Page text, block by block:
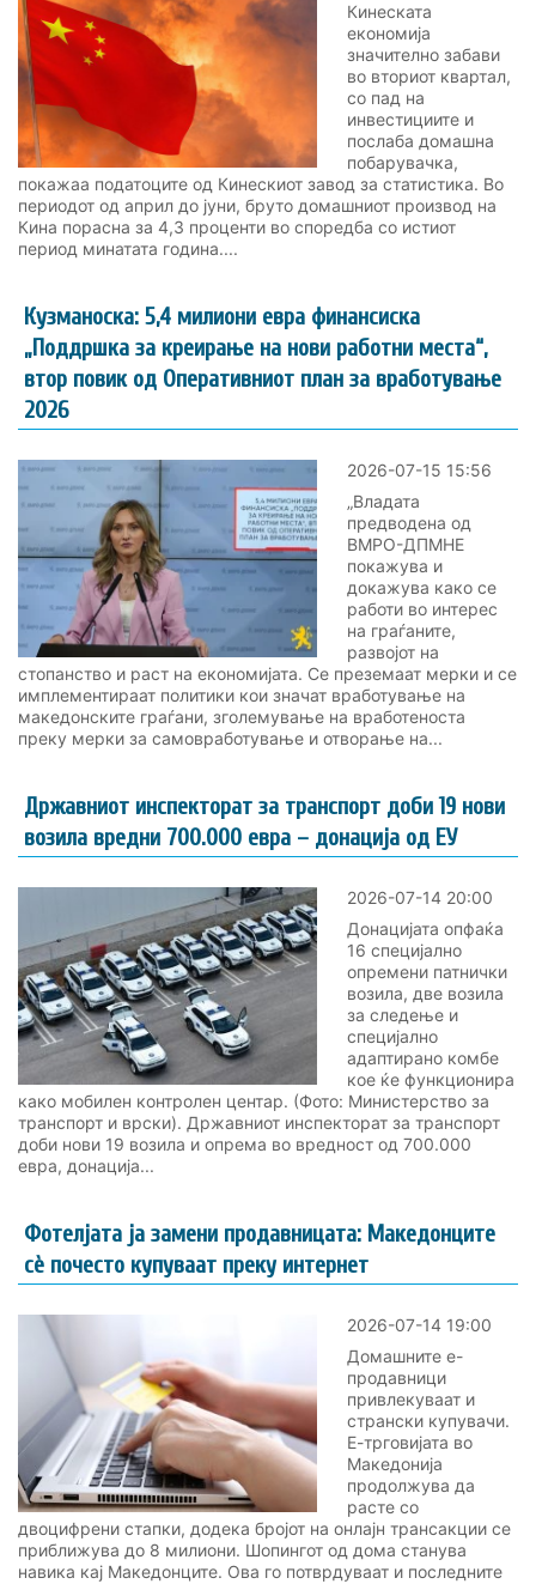
Кинеската
економија
значително забави
во вториот квартал,
со пад на
инвестициите и
послаба домашна
побарувачка,
покажаа податоците од Кинескиот завод за статистика. Во
периодот од април до јуни, бруто домашниот производ на
Кина порасна за 4,3 проценти во споредба со истиот
период минатата година....
Кузманоска: 5,4 милиони евра финансиска
„Поддршка за креирање на нови работни места“,
втор повик од Оперативниот план за вработување
2026
2026-07-15 15:56
„Владата
предводена од
ВМРО-ДПМНЕ
покажува и
докажува како се
работи во интерес
на граѓаните,
развојот на
стопанство и раст на економијата. Се преземаат мерки и се
имплементираат политики кои значат вработување на
македонските граѓани, зголемување на вработеноста
преку мерки за самовработување и отворање на...
Државниот инспекторат за транспорт доби 19 нови
возила вредни 700.000 евра – донација од ЕУ
2026-07-14 20:00
Донацијата опфаќа
16 специјално
опремени патнички
возила, две возила
за следење и
специјално
адаптирано комбе
кое ќе функционира
како мобилен контролен центар. (Фото: Министерство за
транспорт и врски). Државниот инспекторат за транспорт
доби нови 19 возила и опрема во вредност од 700.000
евра, донација...
Фотелјата ја замени продавницата: Македонците
сè почесто купуваат преку интернет
2026-07-14 19:00
Домашните е-
продавници
привлекуваат и
странски купувачи.
Е-трговијата во
Македонија
продолжува да
расте со
двоцифрени стапки, додека бројот на онлајн трансакции се
приближува до 8 милиони. Шопингот од дома станува
навика кај Македонците. Ова го потврдуваат и последните